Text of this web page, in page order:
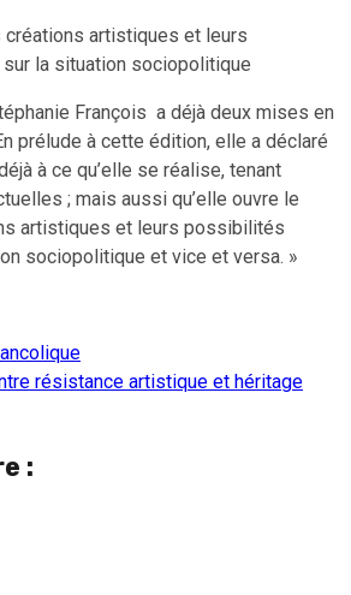
créations artistiques et leurs
la situation sociopolitique
François a déjà deux mises en
prélude à cette édition, elle a déclaré
à ce qu’elle se réalise, tenant
; mais aussi qu’elle ouvre le
artistiques et leurs possibilités
sociopolitique et vice et versa. »
résistance artistique et héritage
: